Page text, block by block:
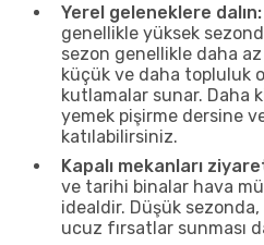
Yerel geleneklere dalın:
genellikle yüksek
sezon genellikle daha
küçük ve daha topluluk
kutlamalar sunar. Daha
yemek pişirme dersine
katılabilirsiniz.
Kapalı mekanları
ve tarihi binalar hava
idealdir. Düşük
ucuz fırsatlar sunması